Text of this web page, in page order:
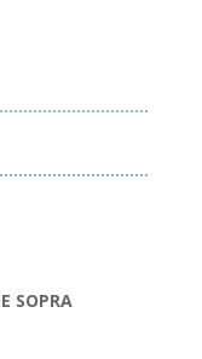
SOPRA